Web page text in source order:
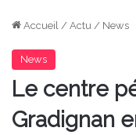
Accueil / Actu / News
News
Le centre
Gradignan